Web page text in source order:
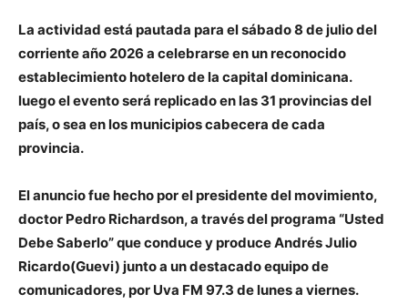
La actividad está pautada para el sábado 8 de julio del
corriente año 2026 a celebrarse en un reconocido
establecimiento hotelero de la capital dominicana.
luego el evento será replicado en las 31 provincias del
país, o sea en los municipios cabecera de cada
provincia.
El anuncio fue hecho por el presidente del movimiento,
doctor Pedro Richardson, a través del programa “Usted
Debe Saberlo” que conduce y produce Andrés Julio
Ricardo(Guevi) junto a un destacado equipo de
comunicadores, por Uva FM 97.3 de lunes a viernes.